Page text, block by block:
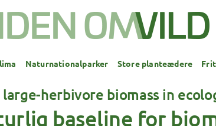
Naturnationalparker Store planteædere
herbivore biomass in
baseline for